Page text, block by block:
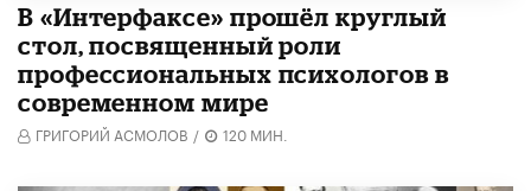
В «Интерфаксе» прошёл круглый
стол, посвященный роли
профессиональных психологов в
современном мире
ГРИГОРИЙ АСМОЛОВ / 120 МИН.